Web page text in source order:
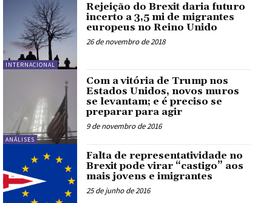
INTERNACIONAL
Rejeição do Brexit daria futuro
incerto a 3,5 mi de migrantes
europeus no Reino Unido
26 de novembro de 2018
ANÁLISES
Com a vitória de Trump nos
Estados Unidos, novos muros
se levantam; e é preciso se
preparar para agir
9 de novembro de 2016
Falta de representatividade no
Brexit pode virar “castigo” aos
mais jovens e imigrantes
25 de junho de 2016